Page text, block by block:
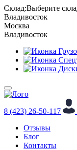
Cклад:Выберите
Владивосток
Москва
Владивосток
8 (423) 26-50-117
Отзывы
Блог
Контакты